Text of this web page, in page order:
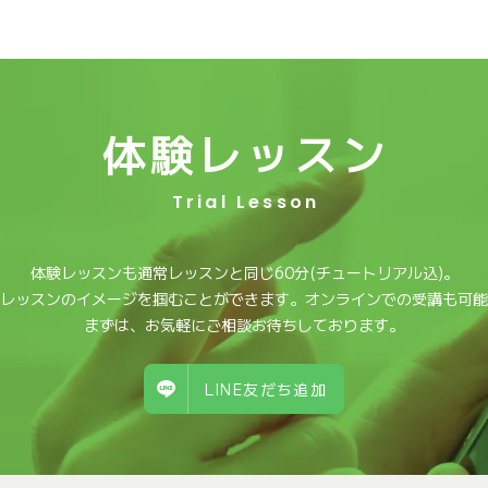
体験レッスン
Trial Lesson
体験レッスンも通常レッスンと同じ60分(チュートリアル込)。
ッスンのイメージを掴むことができます。オンラインでの受講も可
まずは、お気軽にご相談お待ちしております。
LINE友だち追加